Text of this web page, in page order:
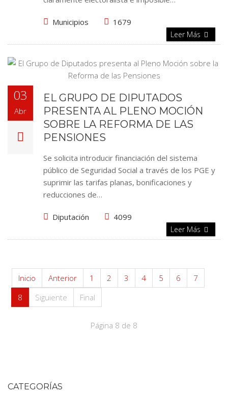
Municipios 1679
Leer Más
03
Abr
EL GRUPO DE DIPUTADOS
PRESENTA AL PLENO MOCIÓN
SOBRE LA REFORMA DE LAS
PENSIONES
Se solicita introducir financiación del sistema
público de Seguridad Social a través de los PGE y
suprimir las tarifas planas, bonificaciones y
reducciones de…
Diputación 4099
Leer Más
Inicio Anterior 1 2 3 4 5 6
7
8
Siguiente Final
Página 8 de 8
CATEGORÍAS